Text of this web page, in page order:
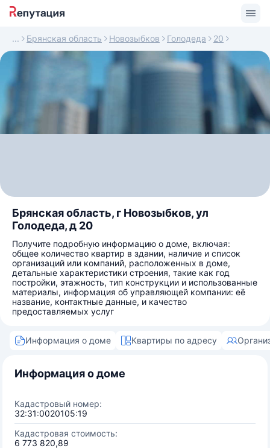
Брянская область Новозыбков Голодеда 20
Брянская область, г Новозыбков, ул
Голодеда, д 20
Получите подробную информацию о доме, включая:
общее количество квартир в здании, наличие и список
организаций или компаний, расположенных в доме,
детальные характеристики строения, такие как год
постройки, этажность, тип конструкции и использованные
материалы, информация об управляющей компании: её
название, контактные данные, и качество
предоставляемых услуг
Информация о доме Квартиры по адресу
Информация о доме
Кадастровый номер:
32:31:0020105:19
Кадастровая стоимость:
6 773 820,89